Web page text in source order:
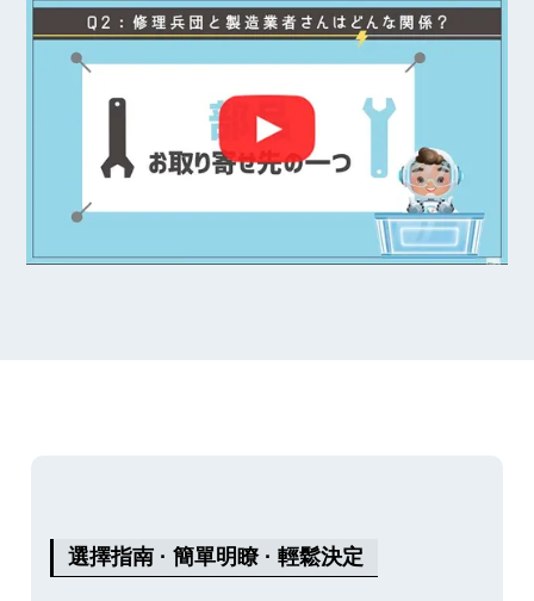
選擇指南 · 簡單明瞭 · 輕鬆決定